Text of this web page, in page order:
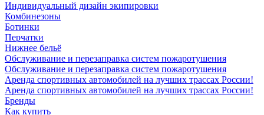
Индивидуальный дизайн экипировки
Комбинезоны
Ботинки
Перчатки
Нижнее бельё
Обслуживание и перезаправка систем пожаротушения
Обслуживание и перезаправка систем пожаротушения
Аренда спортивных автомобилей на лучших трассах России!
Аренда спортивных автомобилей на лучших трассах России!
Бренды
Как купить